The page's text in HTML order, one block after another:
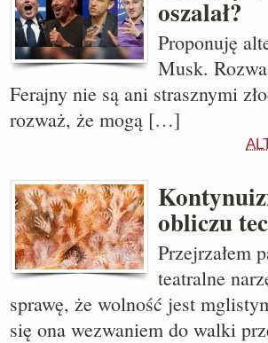
oszalał?
Proponuję
Musk.
Ferajny nie są ani strasznymi
rozważ, że mogą […]
obliczu
Przejrzałem
teatralne
sprawę, że wolność jest
się ona wezwaniem do walki